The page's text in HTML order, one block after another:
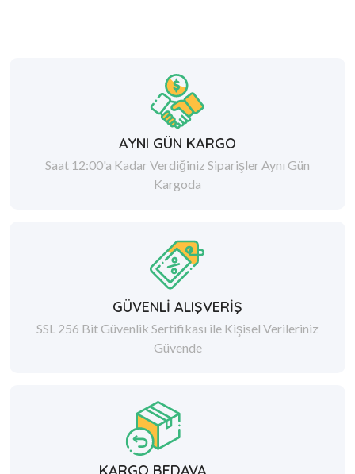
AYNI GÜN KARGO
Saat 12:00'a Kadar Verdiğiniz Siparişler Aynı Gün
Kargoda
GÜVENLİ ALIŞVERİŞ
SSL 256 Bit Güvenlik Sertifikası ile Kişisel Verileriniz
Güvende